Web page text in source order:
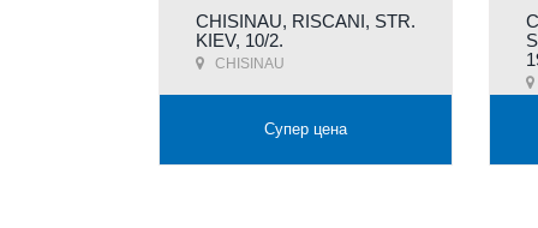
CHISINAU, RISCANI, STR.
KIEV, 10/2.
CHISINAU
Супер цена